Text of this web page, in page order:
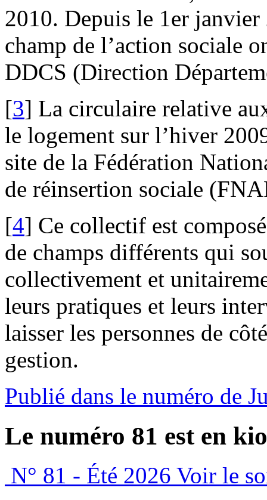
2010. Depuis le 1er
champ de l’action sociale
DDCS (Direction
[3] La circulaire relative
le logement sur l’hiver
site de la Fédération
de réinsertion sociale
[4] Ce collectif est
de champs différents qui
collectivement et
leurs pratiques et leurs
laisser les personnes de
gestion.
Publié dans le numéro de
Le numéro 81 est en
N° 81 - Été 2026 Voir le